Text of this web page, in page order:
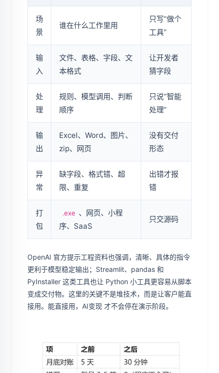
场
景
谁在什么工作里用
只写“做个
工具”
输
入
文件、表格、字段、文
本格式
让开发者
猜字段
处
理
规则、模型调用、判断
顺序
只说“智能
处理”
输
出
Excel、Word、图片、
zip、网页
没有交付
形态
异
常
缺字段、格式错、超
限、重复
出错才报
错
打
包
.exe 、网页、小程
序、SaaS
只交源码
OpenAI 官方提示工程资料也强调，清晰、具体的指令
更利于模型稳定输出；Streamlit、pandas 和
PyInstaller 这类工具也让 Python 小工具更容易从脚本
变成交付物。这里的关键不是堆技术，而是让客户能直
接用。能直接用，AI变现 才不会停在演示阶段。